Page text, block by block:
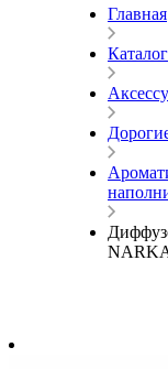
Главная
Каталог